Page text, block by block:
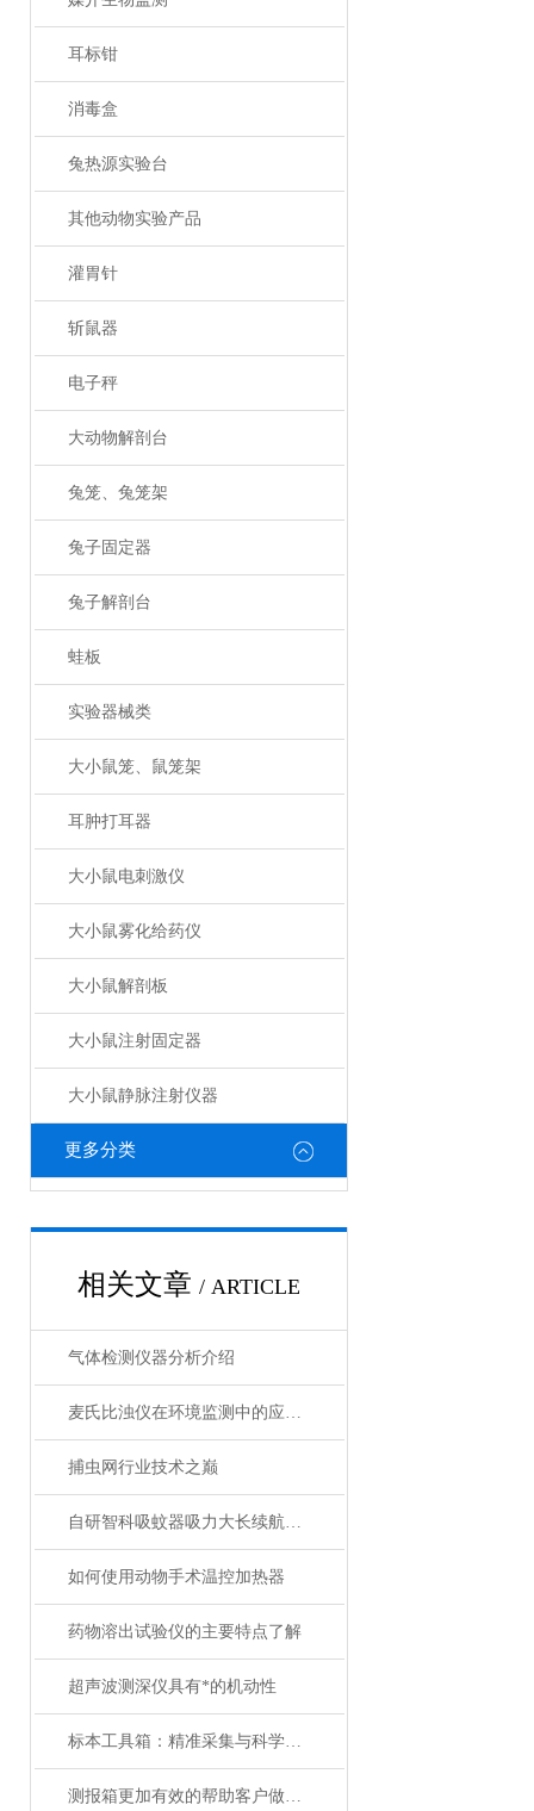
耳标钳
消毒盒
兔热源实验台
其他动物实验产品
灌胃针
斩鼠器
电子秤
大动物解剖台
兔笼、兔笼架
兔子固定器
兔子解剖台
蛙板
实验器械类
大小鼠笼、鼠笼架
耳肿打耳器
大小鼠电刺激仪
大小鼠雾化给药仪
大小鼠解剖板
大小鼠注射固定器
大小鼠静脉注射仪器
更多分类
相关文章 / ARTICLE
气体检测仪器分析介绍
麦氏比浊仪在环境监测中的应用及优势
捕虫网行业技术之巅
自研智科吸蚊器吸力大长续航绿光照明诱蚊
如何使用动物手术温控加热器
药物溶出试验仪的主要特点了解
超声波测深仪具有*的机动性
标本工具箱：精准采集与科学研究的专业保障
测报箱更加有效的帮助客户做好森防工作